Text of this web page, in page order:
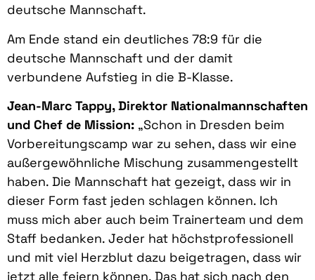
deutsche Mannschaft.
Am Ende stand ein deutliches 78:9 für die
deutsche Mannschaft und der damit
verbundene Aufstieg in die B-Klasse.
Jean-Marc Tappy, Direktor Nationalmannschaften
und Chef de Mission: „Schon in Dresden beim
Vorbereitungscamp war zu sehen, dass wir eine
außergewöhnliche Mischung zusammengestellt
haben. Die Mannschaft hat gezeigt, dass wir in
dieser Form fast jeden schlagen können. Ich
muss mich aber auch beim Trainerteam und dem
Staff bedanken. Jeder hat höchstprofessionell
und mit viel Herzblut dazu beigetragen, dass wir
jetzt alle feiern können. Das hat sich nach den